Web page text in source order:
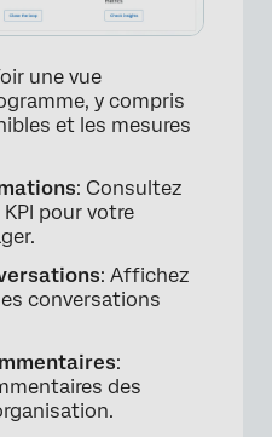
une vue
y compris
et les mesures
: Consultez
pour votre
: Affichez
conversations
:
des